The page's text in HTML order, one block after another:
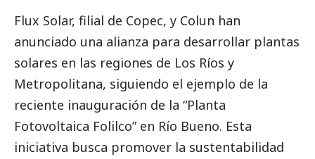
Flux Solar, filial de Copec, y Colun han
anunciado una alianza para desarrollar plantas
solares en las regiones de Los Ríos y
Metropolitana, siguiendo el ejemplo de la
reciente inauguración de la “Planta
Fotovoltaica Folilco” en Río Bueno. Esta
iniciativa busca promover la sustentabilidad